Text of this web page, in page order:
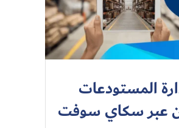
المستودعات
عبر سكاي سوفت